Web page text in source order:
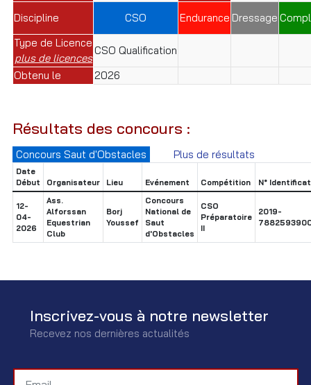
Discipline
CSO Endurance Dressage
Type de Licence
plus de licences
CSO Qualification
Obtenu le
2026
Résultats des concours :
Concours Saut d'Obstacles Plus de résultats
Date
Début
Organisateur Lieu Evénement Compétition N°
12-
04-
2026
Ass.
Alforssan
Equestrian
Club
Borj
Youssef
Concours
National de
Saut
d'Obstacles
CSO
Préparatoire
II
2019-
Inscrivez-vous à notre newsletter
Recevez nos dernières actualités